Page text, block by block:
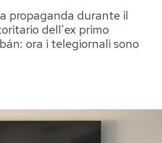
Storie/Idee
Ok Boomer!
Media
propaganda durante il
dell'ex primo
ora i telegiornali sono